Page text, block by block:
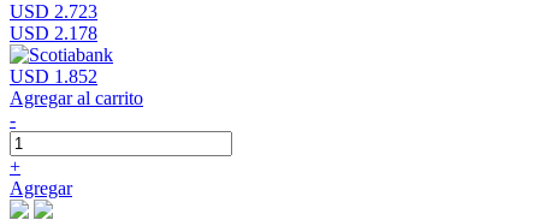
USD 2.723
USD 2.178
USD 1.852
Agregar al carrito
-
+
Agregar